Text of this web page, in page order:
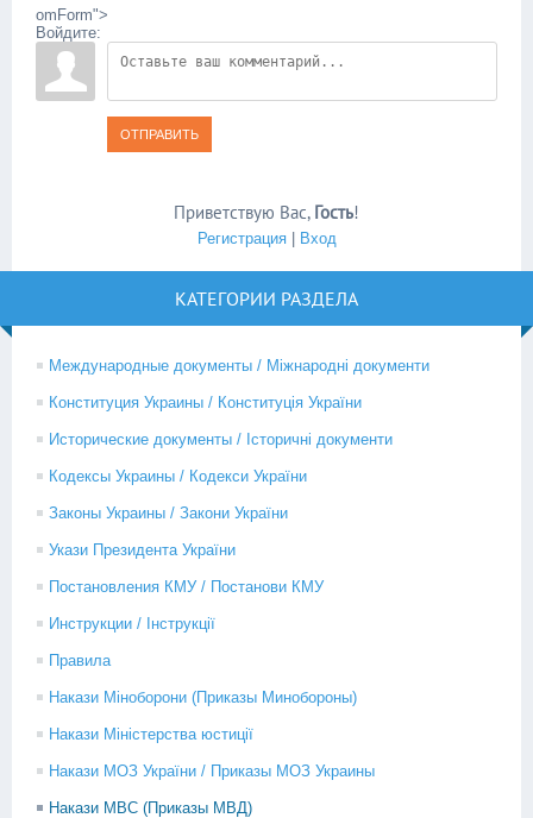
omForm">
Войдите:
ОТПРАВИТЬ
Приветствую Вас, Гость!
Регистрация| Вход
КАТЕГОРИИ РАЗДЕЛА
Международные документы / Міжнародні документи
Конституция Украины / Конституція України
Исторические документы / Історичні документи
Кодексы Украины / Кодекси України
Законы Украины / Закони України
Укази Президента України
Постановления КМУ / Постанови КМУ
Инструкции / Інструкції
Правила
Накази Міноборони (Приказы Минобороны)
Накази Міністерства юстиції
Накази МОЗ України / Приказы МОЗ Украины
Накази МВС (Приказы МВД)